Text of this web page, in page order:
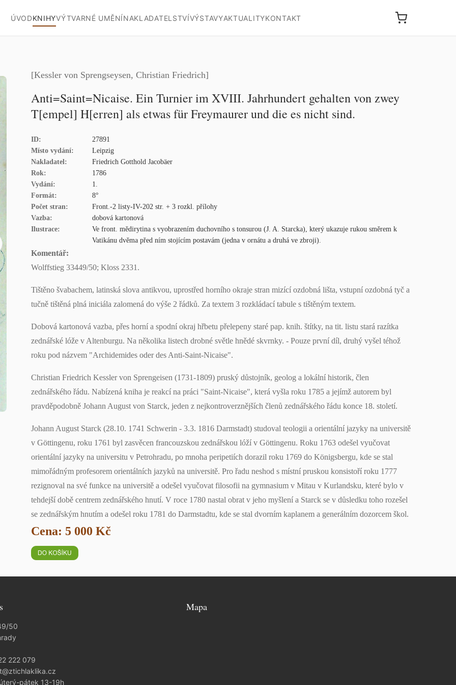
ÚVODKNIHYVÝTVARNÉ UMĚNÍNAKLADATELSTVÍVÝSTAVYAKTUALITYKONTAKT
[Kessler von Sprengseysen, Christian Friedrich]
Anti=Saint=Nicaise. Ein Turnier im XVIII. Jahrhundert gehalten von zwey
T[empel] H[erren] als etwas für Freymaurer und die es nicht sind.
ID:
27891
Místo vydání:
Leipzig
Nakladatel:
Friedrich Gotthold Jacobäer
Rok:
1786
Vydání:
1.
Formát:
8°
Počet stran:
Front.-2 listy-IV-202 str. + 3 rozkl. přílohy
Vazba:
dobová kartonová
Ilustrace:
Ve front. mědirytina s vyobrazením duchovního s tonsurou (J. A. Starcka), který ukazuje rukou směrem k
Vatikánu dvěma před ním stojícím postavám (jedna v ornátu a druhá ve zbroji).
Komentář:
Wolffstieg 33449/50; Kloss 2331.
Tištěno švabachem, latinská slova antikvou, uprostřed horního okraje stran mizící ozdobná lišta, vstupní ozdobná tyč a
tučně tištěná plná iniciála zalomená do výše 2 řádků. Za textem 3 rozkládací tabule s tištěným textem.
Dobová kartonová vazba, přes horní a spodní okraj hřbetu přelepeny staré pap. knih. štítky, na tit. listu stará razítka
zednářské lóže v Altenburgu. Na několika listech drobné světle hnědé skvrnky. - Pouze první díl, druhý vyšel téhož
roku pod názvem "Archidemides oder des Anti-Saint-Nicaise".
Christian Friedrich Kessler von Sprengeisen (1731-1809) pruský důstojník, geolog a lokální historik, člen
zednářského řádu. Nabízená kniha je reakcí na práci "Saint-Nicaise", která vyšla roku 1785 a jejímž autorem byl
pravděpodobně Johann August von Starck, jeden z nejkontroverznějších členů zednářského řádu konce 18. století.
Johann August Starck (28.10. 1741 Schwerin - 3.3. 1816 Darmstadt) studoval teologii a orientální jazyky na universitě
v Göttingenu, roku 1761 byl zasvěcen francouzskou zednářskou lóží v Göttingenu. Roku 1763 odešel vyučovat
orientální jazyky na universitu v Petrohradu, po mnoha peripetiích dorazil roku 1769 do Königsbergu, kde se stal
mimořádným profesorem orientálních jazyků na universitě. Pro řadu neshod s místní pruskou konsistoří roku 1777
rezignoval na své funkce na universitě a odešel vyučovat filosofii na gymnasium v Mitau v Kurlandsku, které bylo v
tehdejší době centrem zednářského hnutí. V roce 1780 nastal obrat v jeho myšlení a Starck se v důsledku toho rozešel
se zednářským hnutím a odešel roku 1781 do Darmstadtu, kde se stal dvorním kaplanem a generálním dozorcem škol.
Cena: 5 000 Kč
50
222 079
pátek 13-19h
Mapa